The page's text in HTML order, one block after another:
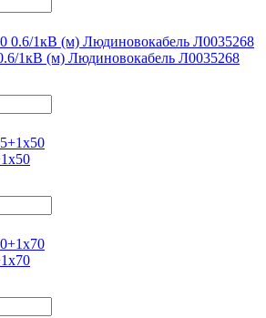
1кВ (м) Людиновокабель Л0035268